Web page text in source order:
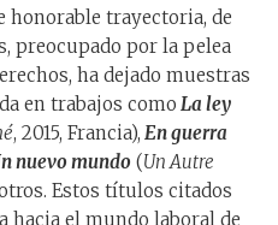
honorable trayectoria, de
preocupado por la pelea
ha dejado muestras
en trabajos como La ley
, 2015, Francia), En guerra
nuevo mundo (Un Autre
Estos títulos citados
hacia el mundo laboral de